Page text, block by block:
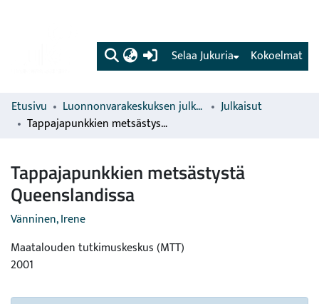
(current) Kokoelmat
Selaa Jukuria
Etusivu Luonnonvarakeskuksen julkaisut
Julkaisut
Tappajapunkkien metsästystä Queenslandissa
Tappajapunkkien metsästystä
Queenslandissa
Vänninen, Irene
Maatalouden tutkimuskeskus (MTT)
2001